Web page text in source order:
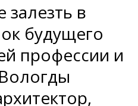
залезть в
будущего
профессии и